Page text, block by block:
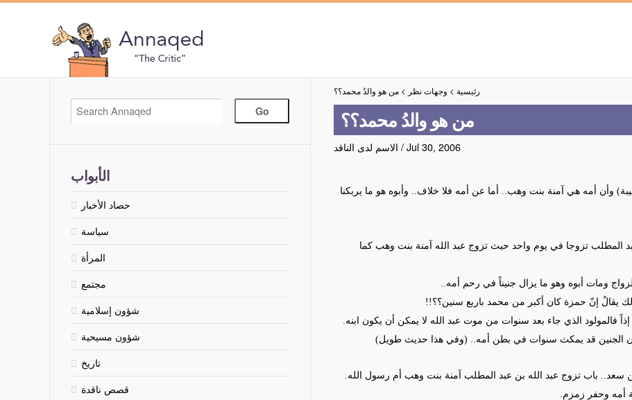
الأبواب
حصاد الأخبار
سياسة
المرأة
مجتمع
شؤون إسلامية
شؤون مسيحية
تاريخ
قصص ناقدة
رئيسية > وجهات نظر >من هو والدُ محمد؟؟
من هو والدُ محمد؟؟
الاسم لدى الناقد /Jul 30, 2006
وأن أمه هي آمنة بنت وهب.. أما عن أمه فلا خلاف.. وأبوه هو ما يربكنا
المطلب تزوجا في يوم واحد حيث تزوج عبد الله آمنة بنت وهب كما
ومات أبوه وهو ما يزال جنيناً في رحم أمه
يقالُ إنّ حمزة كان أكبر من محمد باربع سنين؟؟!!
. إذاً فالمولود الذي جاء بعد سنوات من موت عبد الله لا يمكن أن يكون ابنه
أن الجنين قد يمكث سنوات في بطن أمه.. (وفي هذا حديث طويل)
سعد.. باب تزوج عبد الله بن عبد المطلب آمنة بنت وهب أم رسول الله
أمه وحفر زمزم